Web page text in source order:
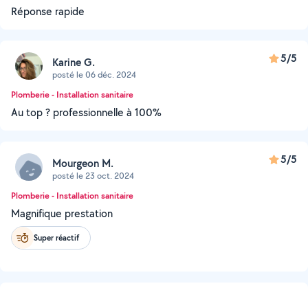
Réponse rapide
Karine G.
posté le 06 déc. 2024
5/5
Plomberie - Installation sanitaire
Au top ? professionnelle à 100%
Mourgeon M.
posté le 23 oct. 2024
5/5
Plomberie - Installation sanitaire
Magnifique prestation
Super réactif